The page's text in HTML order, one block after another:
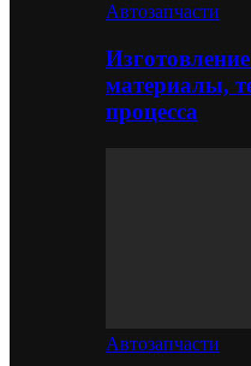
Автозапчасти
материалы,
процесса
Автозапчасти